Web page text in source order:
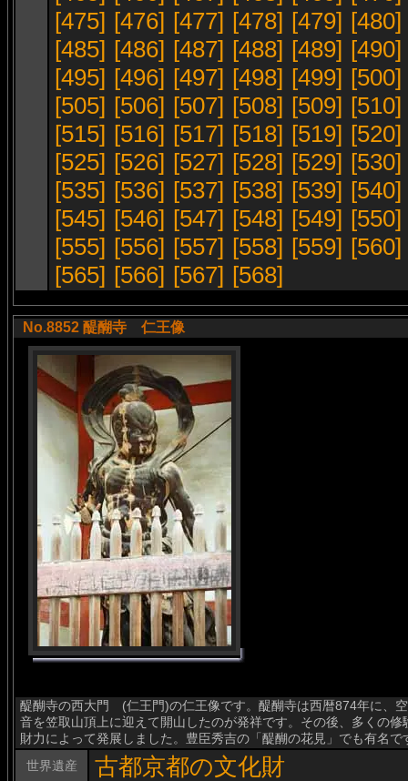
[475] [476] [477] [478] [479] [480]
[485] [486] [487] [488] [489] [490]
[495] [496] [497] [498] [499] [500]
[505] [506] [507] [508] [509] [510]
[515] [516] [517] [518] [519] [520]
[525] [526] [527] [528] [529] [530]
[535] [536] [537] [538] [539] [540]
[545] [546] [547] [548] [549] [550]
[555] [556] [557] [558] [559] [560]
[565] [566] [567] [568]
No.8852 醍醐寺 仁王像
醍醐寺の西大門 (仁王門)の仁王像です。醍醐寺は西暦874年に、
音を笠取山頂上に迎えて開山したのが発祥です。その後、多くの
財力によって発展しました。豊臣秀吉の「醍醐の花見」でも有名で
世界遺産
古都京都の文化財